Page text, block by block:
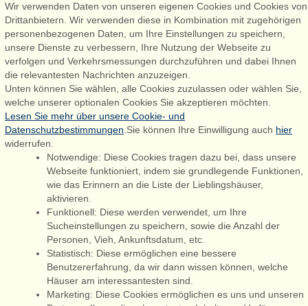
Admiral Strand Feriehuse, Lønne
Houstrupvej 170, Lønne
6830 Nørre Nebel
booking@admiralstrand.com
+45 70 60 87 78
Følg os på: Facebook
Admiral Strand Feriehuse ApS | CVR 27 23 39 10 |
Wir verwenden Daten von unseren eigenen Cookies und Cookies von
Drittanbietern. Wir verwenden diese in Kombination mit zugehörigen
personenbezogenen Daten, um Ihre Einstellungen zu speichern,
unsere Dienste zu verbessern, Ihre Nutzung der Webseite zu
verfolgen und Verkehrsmessungen durchzuführen und dabei Ihnen
die relevantesten Nachrichten anzuzeigen.
Unten können Sie wählen, alle Cookies zuzulassen oder wählen Sie,
welche unserer optionalen Cookies Sie akzeptieren möchten.
Lesen Sie mehr über unsere Cookie- und
Datenschutzbestimmungen .Sie können Ihre Einwilligung auch hier
widerrufen.
Notwendige: Diese Cookies tragen dazu bei, dass unsere
Webseite funktioniert, indem sie grundlegende Funktionen,
wie das Erinnern an die Liste der Lieblingshäuser,
aktivieren.
Funktionell: Diese werden verwendet, um Ihre
Sucheinstellungen zu speichern, sowie die Anzahl der
Personen, Vieh, Ankunftsdatum, etc.
Statistisch: Diese ermöglichen eine bessere
Benutzererfahrung, da wir dann wissen können, welche
Häuser am interessantesten sind.
Marketing: Diese Cookies ermöglichen es uns und unseren